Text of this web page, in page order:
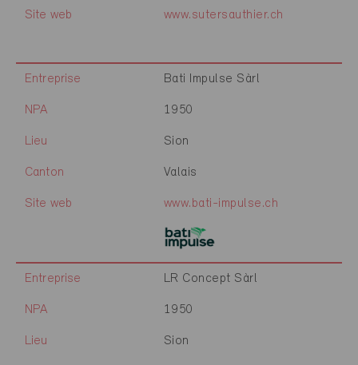
Site web www.sutersauthier.ch
Entreprise Bati Impulse Sàrl
NPA 1950
Lieu Sion
Canton Valais
Site web www.bati-impulse.ch
Entreprise LR Concept Sàrl
NPA 1950
Lieu Sion